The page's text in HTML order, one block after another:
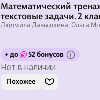
Математический
текстовые задачи. 2
Людмила Давыдкина, Ольга
+ до 52 бонусов
Нет в наличии
Похожее